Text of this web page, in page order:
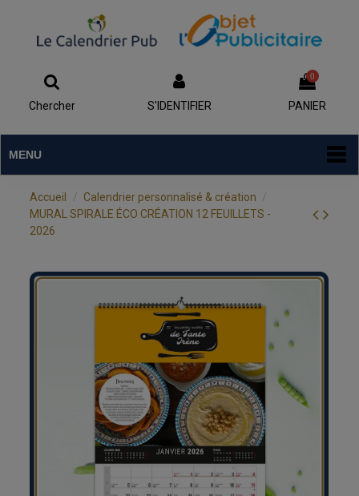
Chercher S'IDENTIFIER
0
PANIER
MENU
Accueil
Calendrier personnalisé & création
MURAL SPIRALE ÉCO CRÉATION 12 FEUILLETS -
2026